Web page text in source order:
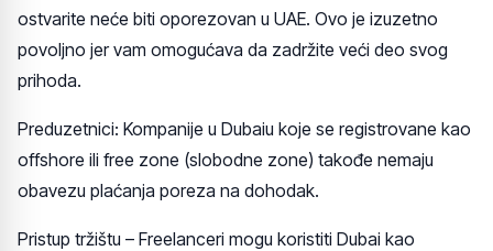
ostvarite neće biti oporezovan u UAE. Ovo je izuzetno
povoljno jer vam omogućava da zadržite veći deo svog
prihoda.
Preduzetnici: Kompanije u Dubaiu koje se registrovane kao
offshore ili free zone (slobodne zone) takođe nemaju
obavezu plaćanja poreza na dohodak.
Pristup tržištu – Freelanceri mogu koristiti Dubai kao